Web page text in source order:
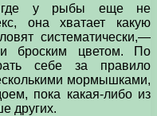
где у рыбы еще не
она хватает какую
систематически,—
броским цветом. По
себе за правило
мормышками,
пока какая-либо из
других.